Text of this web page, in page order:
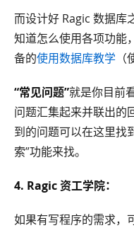
而设计好 Ragic 数据库
知道怎么使用各项功能
备的使用数据库教学
“常见问题”就是你目前
问题汇集起来并联出的
到的问题可以在这里找
索”功能来找。
4. Ragic 资工学院：
如果有写程序的需求，